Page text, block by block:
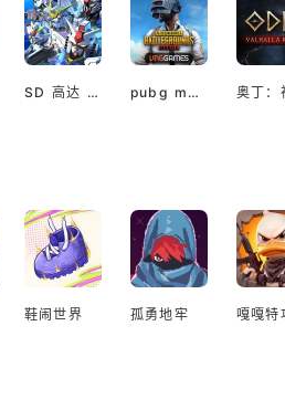
SD 高达 G世代 永恒（国际服） pubg mobile最新版本
鞋闹世界 孤勇地牢 嘎嘎特